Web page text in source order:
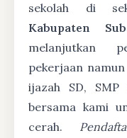
sekolah di
Kabupaten
melanjutkan
pekerjaan
ijazah SD,
bersama kami
cerah.